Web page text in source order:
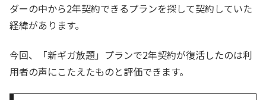
ダーの中から2年契約できるプランを探して契約していた
経緯があります。
今回、「新ギガ放題」プランで2年契約が復活したのは利
用者の声にこたえたものと評価できます。